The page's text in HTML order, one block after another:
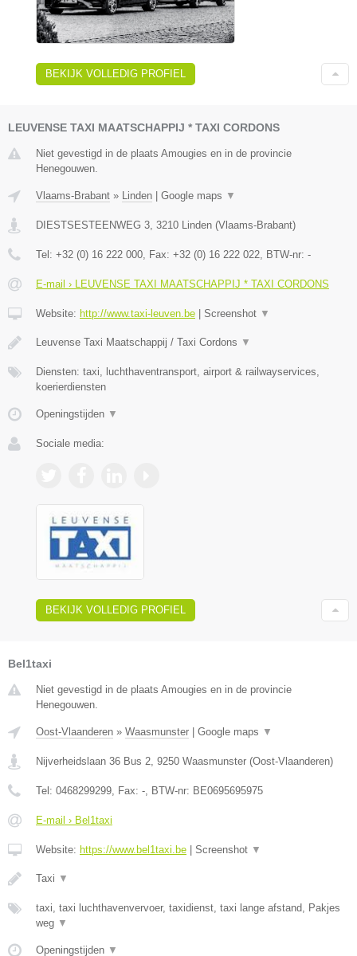
BEKIJK VOLLEDIG PROFIEL
LEUVENSE TAXI MAATSCHAPPIJ * TAXI CORDONS
Niet gevestigd in de plaats Amougies en in de provincie
Henegouwen.
Vlaams-Brabant » Linden Google maps ▼
DIESTSESTEENWEG 3 3210 Linden (Vlaams-Brabant)
Tel: +32 (0) 16 222 000 , Fax: +32 (0) 16 222 022 , BTW-nr: -
E-mail › LEUVENSE TAXI MAATSCHAPPIJ * TAXI CORDONS
Website: http://www.taxi-leuven.be Screenshot ▼
Leuvense Taxi Maatschappij / Taxi Cordons ▼
Diensten: taxi, luchthaventransport, airport & railwayservices,
koerierdiensten
Openingstijden ▼
Sociale media:
BEKIJK VOLLEDIG PROFIEL
Bel1taxi
Niet gevestigd in de plaats Amougies en in de provincie
Henegouwen.
Oost-Vlaanderen » Waasmunster Google maps ▼
Nijverheidslaan 36 Bus 2, 9250 Waasmunster (Oost-Vlaanderen)
Tel: 0468299299, Fax: -, BTW-nr: BE0695695975
E-mail › Bel1taxi
Website: https://www.bel1taxi.be Screenshot ▼
Taxi ▼
taxi, taxi luchthavenvervoer, taxidienst, taxi lange afstand, Pakjes
weg ▼
Openingstijden ▼